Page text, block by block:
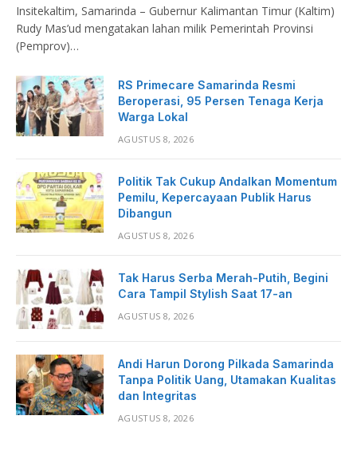
Insitekaltim, Samarinda – Gubernur Kalimantan Timur (Kaltim)
Rudy Mas’ud mengatakan lahan milik Pemerintah Provinsi
(Pemprov)…
RS Primecare Samarinda Resmi
Beroperasi, 95 Persen Tenaga Kerja
Warga Lokal
AGUSTUS 8, 2026
Politik Tak Cukup Andalkan Momentum
Pemilu, Kepercayaan Publik Harus
Dibangun
AGUSTUS 8, 2026
Tak Harus Serba Merah-Putih, Begini
Cara Tampil Stylish Saat 17-an
AGUSTUS 8, 2026
Andi Harun Dorong Pilkada Samarinda
Tanpa Politik Uang, Utamakan Kualitas
dan Integritas
AGUSTUS 8, 2026